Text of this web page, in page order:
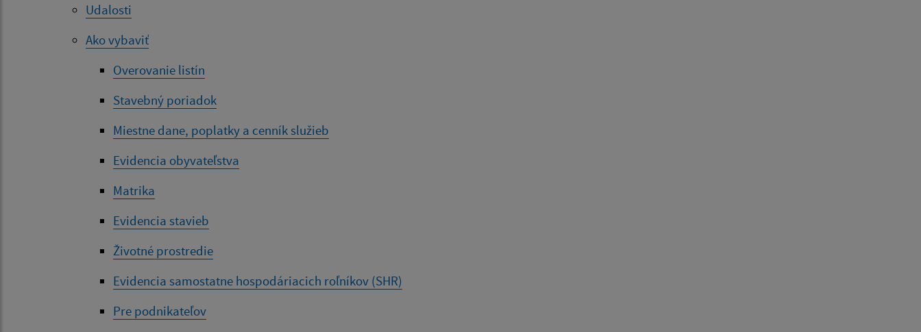
Udalosti
Ako vybaviť
Overovanie listín
Stavebný poriadok
Miestne dane, poplatky a cenník služieb
Evidencia obyvateľstva
Matrika
Evidencia stavieb
Životné prostredie
Evidencia samostatne hospodáriacich roľníkov (SHR)
Pre podnikateľov